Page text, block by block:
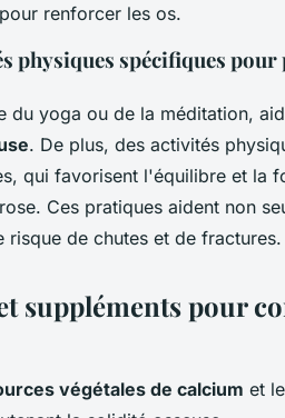
renforcer les os.
physiques spécifiques
du yoga ou de la méditation,
. De plus, des activités
qui favorisent l'équilibre et la
Ces pratiques aident non
risque de chutes et de fractures.
suppléments pour
végétales de calcium et